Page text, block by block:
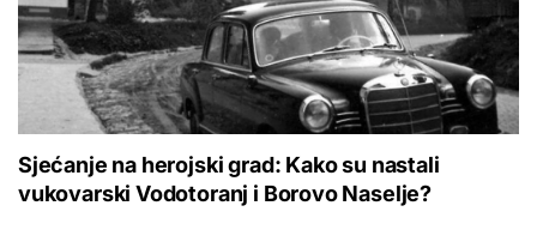
Sjećanje na herojski grad: Kako su nastali
vukovarski Vodotoranj i Borovo Naselje?